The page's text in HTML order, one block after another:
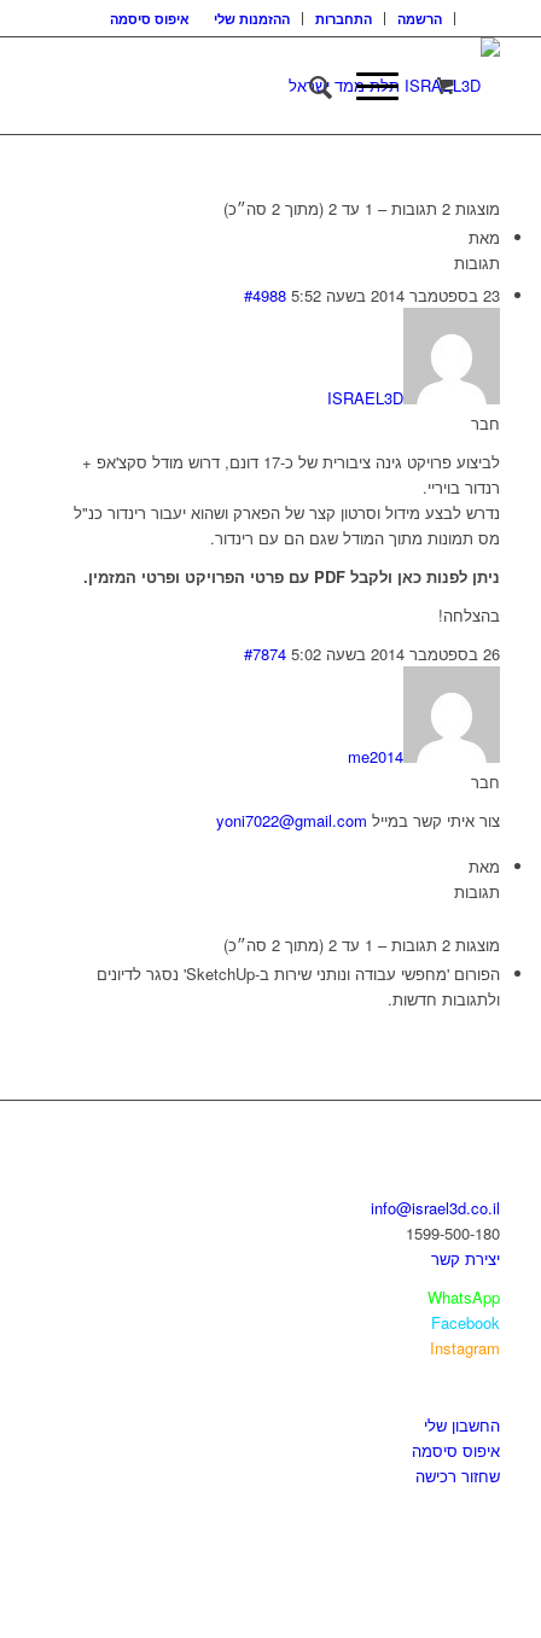
הרשמה התחברות ההזמנות שלי איפוס סיסמה
מוצגות 2 תגובות – 1 עד 2 (מתוך 2 סה״כ)
מאת
תגובות
23 בספטמבר 2014 בשעה 5:52
#4988
ISRAEL3D
חבר
לביצוע פרויקט גינה ציבורית של כ-17 דונם, דרוש מודל סקצ'אפ +
רנדור בויריי.
נדרש לבצע מידול וסרטון קצר של הפארק ושהוא יעבור רינדור כנ"ל
מס תמונות מתוך המודל שגם הם עם רינדור.
ניתן לפנות כאן ולקבל PDF עם פרטי הפרויקט ופרטי המזמין.
בהצלחה!
26 בספטמבר 2014 בשעה 5:02
#7874
me2014
חבר
צור איתי קשר במייל yoni7022@gmail.com
מאת
תגובות
מוצגות 2 תגובות – 1 עד 2 (מתוך 2 סה״כ)
הפורום 'מחפשי עבודה ונותני שירות ב-SketchUp' נסגר לדיונים
ולתגובות חדשות.
info@israel3d.co.il
1599-500-180
יצירת קשר
WhatsApp
Facebook
Instagram
החשבון שלי
איפוס סיסמה
שחזור רכישה